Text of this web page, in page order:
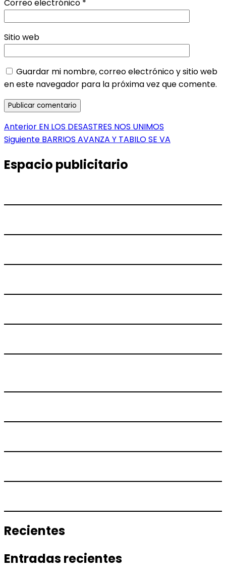
Correo electrónico *
Sitio web
Guardar mi nombre, correo electrónico y sitio web
en este navegador para la próxima vez que comente.
Navegación
de
entradas
Anterior Entrada
anterior:
EN LOS DESASTRES NOS UNIMOS
Siguiente Entrada
BARRIOS AVANZA Y TABILO SE VA
Espacio publicitario
Recientes
Entradas recientes